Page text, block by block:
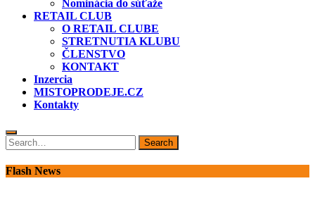
Nominácia do súťaže
RETAIL CLUB
O RETAIL CLUBE
STRETNUTIA KLUBU
ČLENSTVO
KONTAKT
Inzercia
MISTOPRODEJE.CZ
Kontakty
Search
for:
Search
Flash News